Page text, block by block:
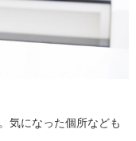
気になった個所なども